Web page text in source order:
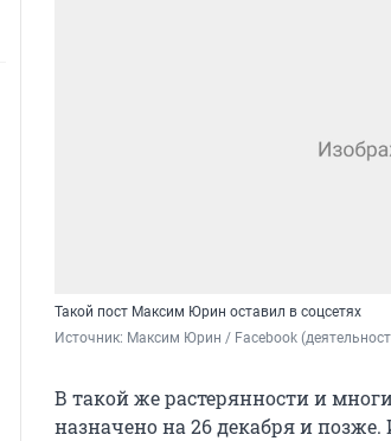
Такой пост Максим Юрин оставил в соцсетях
Источник: Максим Юрин / Facebook
В такой же растерянности и
назначено на 26 декабря и